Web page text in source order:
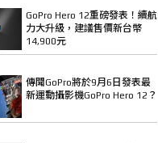
GoPro Hero 12重磅發表！續航
力大升級，建議售價新台幣
14,900元
傳聞GoPro將於9月6日發表最
新運動攝影機GoPro Hero 12？